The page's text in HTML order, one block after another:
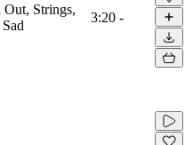
Strings,
3:20 -